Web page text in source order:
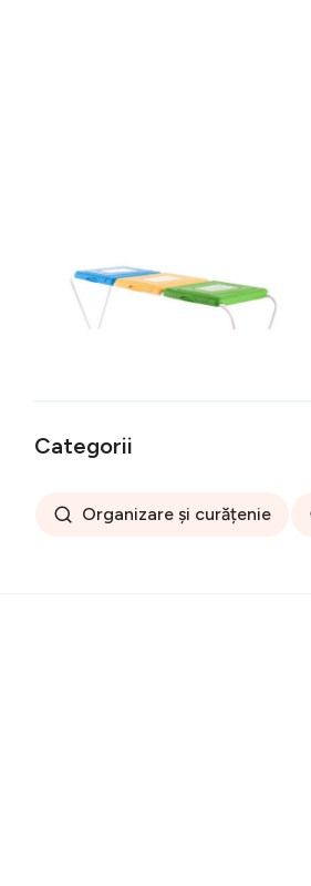
colectare selectiva 120 L, Jotta, 3
compartimente verde-galben-
albastru, otel
149 lei
Categorii
Organizare și curățenie